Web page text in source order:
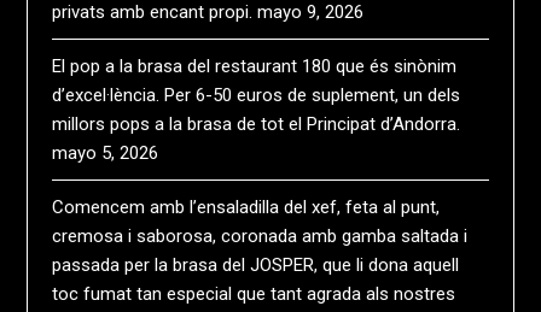
privats amb encant propi. mayo 9, 2026
El pop a la brasa del restaurant 180 que és sinònim
d’excel·lència. Per 6-50 euros de suplement, un dels
millors pops a la brasa de tot el Principat d’Andorra.
mayo 5, 2026
Comencem amb l’ensaladilla del xef, feta al punt,
cremosa i saborosa, coronada amb gamba saltada i
passada per la brasa del JOSPER, que li dona aquell
toc fumat tan especial que tant agrada als nostres